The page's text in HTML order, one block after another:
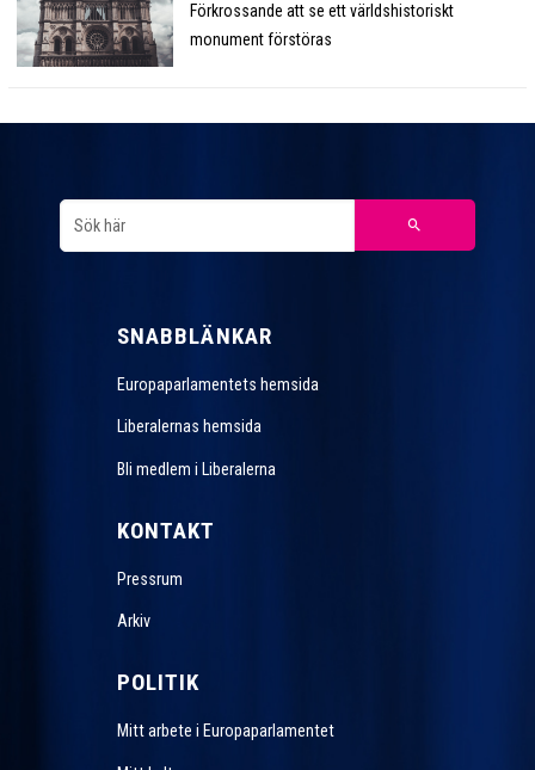
Förkrossande att se ett världshistoriskt
monument förstöras
SNABBLÄNKAR
Europaparlamentets hemsida
Liberalernas hemsida
Bli medlem i Liberalerna
KONTAKT
Pressrum
Arkiv
POLITIK
Mitt arbete i Europaparlamentet